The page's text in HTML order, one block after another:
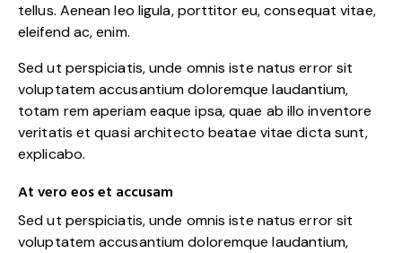
tellus. Aenean leo ligula, porttitor eu, consequat vitae,
eleifend ac, enim.
Sed ut perspiciatis, unde omnis iste natus error sit
voluptatem accusantium doloremque laudantium,
totam rem aperiam eaque ipsa, quae ab illo inventore
veritatis et quasi architecto beatae vitae dicta sunt,
explicabo.
At vero eos et accusam
Sed ut perspiciatis, unde omnis iste natus error sit
voluptatem accusantium doloremque laudantium,